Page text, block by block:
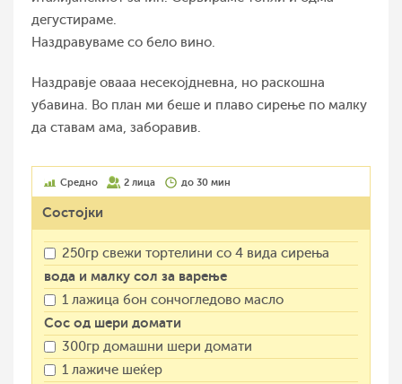
дегустираме.
Наздравуваме со бело вино.
Наздравје овааа несекојдневна, но раскошна
убавина. Во план ми беше и плаво сирење по малку
да ставам ама, заборавив.
Средно 2 лица до 30 мин
Состојки
250гр свежи тортелини со 4 вида сирења
вода и малку сол за варење
1 лажица бон сончогледово масло
Сос од шери домати
300гр домашни шери домати
1 лажиче шеќер